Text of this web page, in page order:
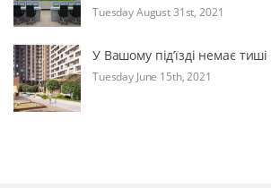
Tuesday August 31st, 2021
У Вашому під’їзді немає
Tuesday June 15th, 2021